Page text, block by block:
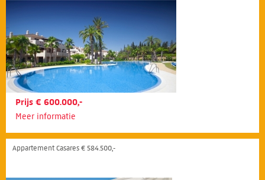
Prijs € 600.000,-
Meer informatie
Appartement Casares € 584.500,-